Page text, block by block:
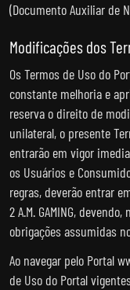
(Documento Auxiliar de
Modificações dos
Os Termos de Uso do
constante melhoria e
reserva o direito de
unilateral, o presente
entrarão em vigor
os Usuários e
regras, deverão entrar
2 A.M. GAMING,
obrigações assumidas
Ao navegar pelo Portal
de Uso do Portal